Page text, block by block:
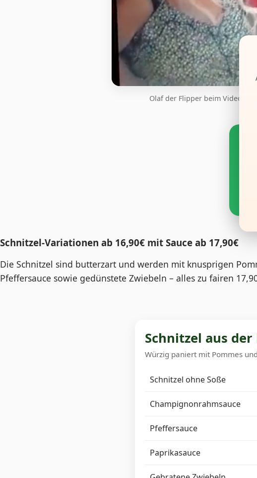
Olaf der Flipper beim
Schnitzel-Variationen ab 16,90€ mit Sauce ab 17,90€
Die Schnitzel sind butterzart und werden mit knusprigen
Pfeffersauce sowie gedünstete Zwiebeln – alles zu fairen
Schnitzel aus der
Würzig paniert mit Pommes
Schnitzel ohne Soße
Champignonrahmsauce
Pfeffersauce
Paprikasauce